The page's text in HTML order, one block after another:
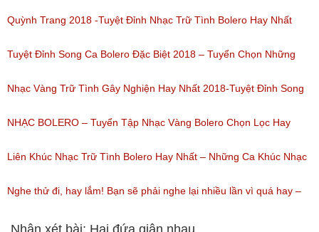
(Lượt nghe: 80)
miền tây hay nhất
(Lượt nghe: 184)
Quỳnh Trang 2018 -Tuyệt Đỉnh Nhạc Trữ Tình Bolero Hay Nhất
Của Quỳnh Trang 2018
(Lượt nghe: 155)
Tuyệt Đỉnh Song Ca Bolero Đặc Biệt 2018 – Tuyển Chọn Những
Bài Hát Song Ca Nhạc Vàng Bolero Hay Nhất
(Lượt nghe: 218)
Nhạc Vàng Trữ Tình Gây Nghiện Hay Nhất 2018-Tuyệt Đỉnh Song
Ca Thiên Quang Quỳnh Trang Ngọt Ngào
(Lượt nghe: 219)
NHẠC BOLERO – Tuyển Tập Nhạc Vàng Bolero Chọn Lọc Hay
Nhất / Tuyệt Đỉnh Bolero
(Lượt nghe: 99)
Liên Khúc Nhạc Trữ Tình Bolero Hay Nhất – Những Ca Khúc Nhạc
Vàng Trữ Tình Hay Nhất 2018
(Lượt nghe: 75)
Nghe thử đi, hay lắm! Bạn sẽ phải nghe lại nhiều lần vì quá hay –
Nhạc miền Tây đặc sắc